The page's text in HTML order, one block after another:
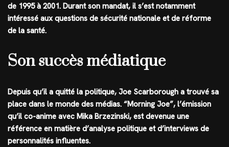
de 1995 à 2001. Durant son mandat, il s’est notamment
intéressé aux questions de sécurité nationale et de réforme
de la santé.
Son succès médiatique
Depuis qu’il a quitté la politique, Joe Scarborough a trouvé sa
place dans le monde des médias. “Morning Joe”, l’émission
qu’il co-anime avec Mika Brzezinski, est devenue une
référence en matière d’analyse politique et d’interviews de
personnalités influentes.